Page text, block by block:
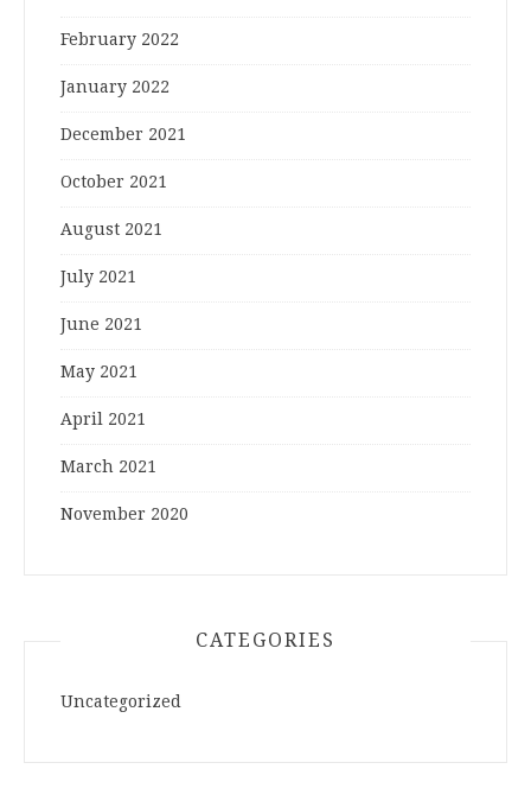
February 2022
January 2022
December 2021
October 2021
August 2021
July 2021
June 2021
May 2021
April 2021
March 2021
November 2020
CATEGORIES
Uncategorized